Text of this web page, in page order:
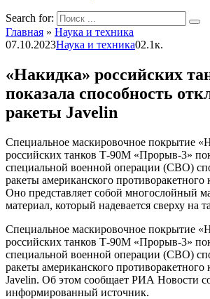
Search for:
Главная » Наука и техника
07.10.2023Наука и техника02.1к.
«Накидка» российских
показала способность
ракеты Javelin
Специальное маскировочное покрытие
российских танков Т-90М «Прорыв-3»
специальной военной операции (СВО)
ракеты американского противоракетного
Оно представляет собой многослойный
материал, который надевается сверху на
Специальное маскировочное покрытие
российских танков Т-90М «Прорыв-3»
специальной военной операции (СВО)
ракеты американского
Javelin. Об этом сообщает РИА Новости
информированный источник.